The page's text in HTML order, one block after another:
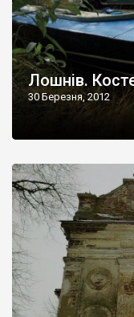
Лошнів.
30 Березня, 2012